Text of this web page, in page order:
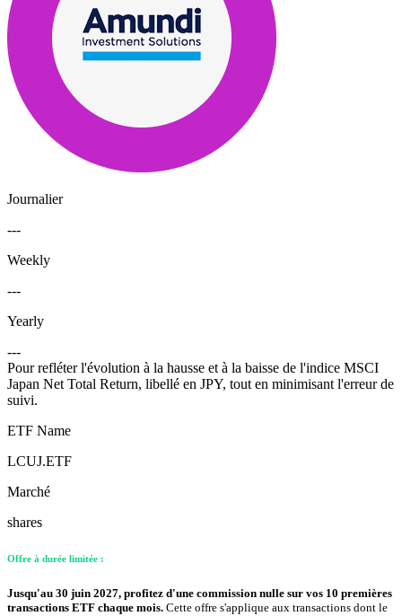
Journalier
---
Weekly
---
Yearly
---
Pour refléter l'évolution à la hausse et à la baisse de l'indice MSCI
Japan Net Total Return, libellé en JPY, tout en minimisant l'erreur de
suivi.
ETF Name
LCUJ.ETF
Marché
shares
Offre à durée limitée :
Jusqu'au 30 juin 2027, profitez d'une commission nulle sur vos 10 premières
transactions ETF chaque mois. Cette offre s'applique aux transactions dont le